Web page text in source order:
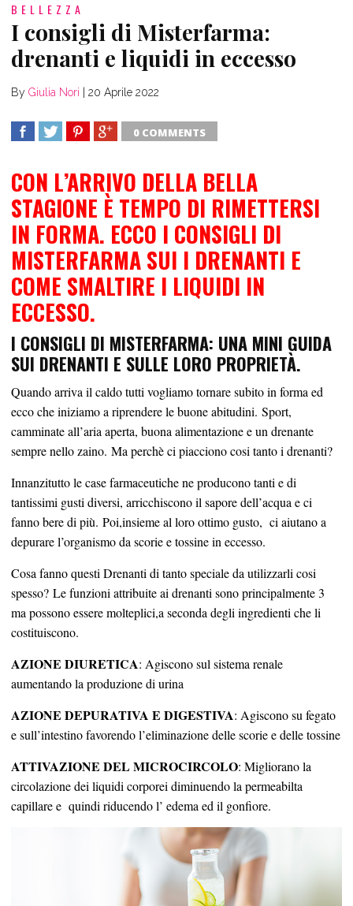
BELLEZZA
I consigli di Misterfarma:
drenanti e liquidi in eccesso
By Giulia Nori 20 Aprile 2022
0 COMMENTS
CON L’ARRIVO DELLA BELLA
STAGIONE È TEMPO DI RIMETTERSI
IN FORMA. ECCO I CONSIGLI DI
MISTERFARMA SUI I DRENANTI E
COME SMALTIRE I LIQUIDI IN
ECCESSO.
I CONSIGLI DI MISTERFARMA: UNA MINI GUIDA
SUI DRENANTI E SULLE LORO PROPRIETÀ.
Quando arriva il caldo tutti vogliamo tornare subito in forma ed
ecco che iniziamo a riprendere le buone abitudini. Sport,
camminate all’aria aperta, buona alimentazione e un drenante
sempre nello zaino. Ma perchè ci piacciono cosi tanto i drenanti?
Innanzitutto le case farmaceutiche ne producono tanti e di
tantissimi gusti diversi, arricchiscono il sapore dell’acqua e ci
fanno bere di più. Poi,insieme al loro ottimo gusto, ci aiutano a
depurare l’organismo da scorie e tossine in eccesso.
Cosa fanno questi Drenanti di tanto speciale da utilizzarli cosi
spesso? Le funzioni attribuite ai drenanti sono principalmente 3
ma possono essere molteplici,a seconda degli ingredienti che li
costituiscono.
AZIONE DIURETICA: Agiscono sul sistema renale
aumentando la produzione di urina
AZIONE DEPURATIVA E DIGESTIVA: Agiscono su fegato
e sull’intestino favorendo l’eliminazione delle scorie e delle tossine
ATTIVAZIONE DEL MICROCIRCOLO: Migliorano la
circolazione dei liquidi corporei diminuendo la permeabilta
capillare e quindi riducendo l’ edema ed il gonfiore.